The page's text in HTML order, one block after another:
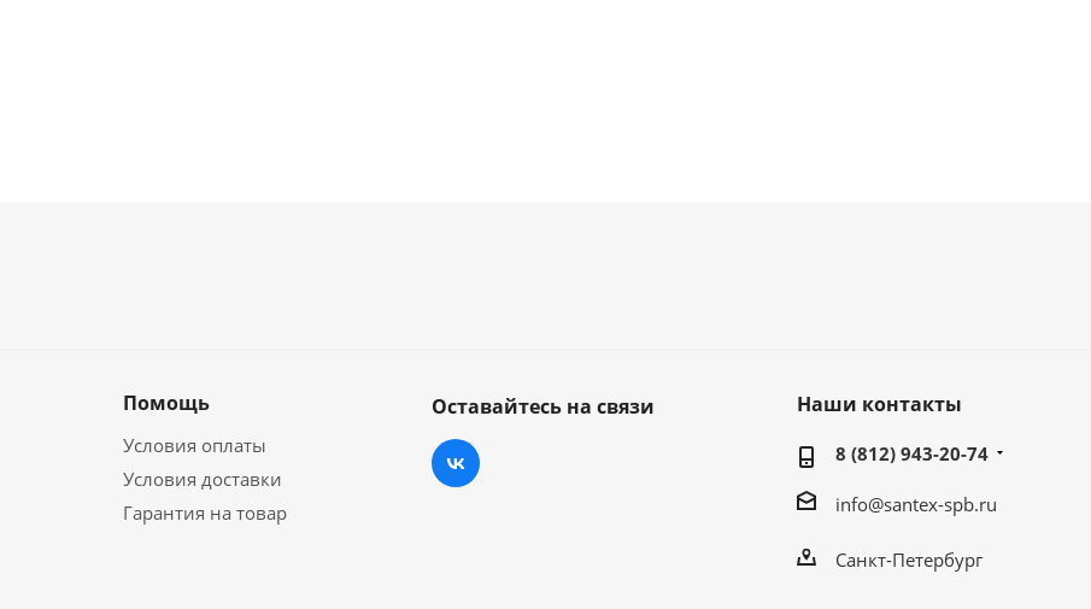
Помощь
Условия оплаты
Условия доставки
Гарантия на товар
Оставайтесь на связи Наши контакты
8 (812) 943-20-74
info@santex-spb.ru
Санкт-Петербург